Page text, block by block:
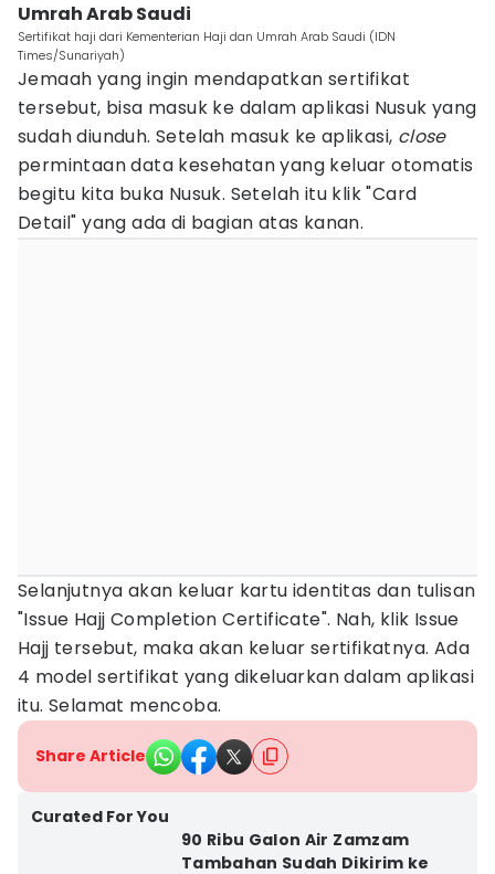
Umrah Arab Saudi
Sertifikat haji dari Kementerian Haji dan Umrah Arab Saudi (IDN
Times/Sunariyah)
Jemaah yang ingin mendapatkan sertifikat
tersebut, bisa masuk ke dalam aplikasi Nusuk yang
sudah diunduh. Setelah masuk ke aplikasi, close
permintaan data kesehatan yang keluar otomatis
begitu kita buka Nusuk. Setelah itu klik "Card
Detail" yang ada di bagian atas kanan.
Selanjutnya akan keluar kartu identitas dan tulisan
"Issue Hajj Completion Certificate". Nah, klik Issue
Hajj tersebut, maka akan keluar sertifikatnya. Ada
4 model sertifikat yang dikeluarkan dalam aplikasi
itu. Selamat mencoba.
Share Article
Curated For You
90 Ribu Galon Air Zamzam
Tambahan Sudah Dikirim ke